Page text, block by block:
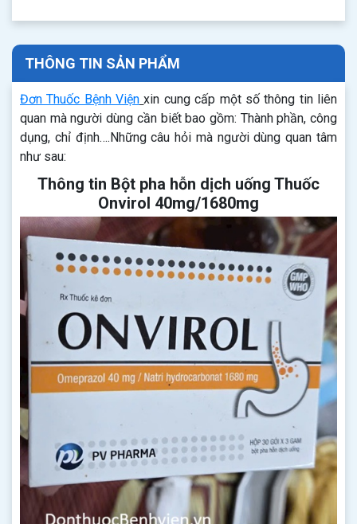
THÔNG TIN SẢN PHẨM
Đơn Thuốc Bệnh Viện xin cung cấp một số thông tin liên
quan mà người dùng cần biết bao gồm: Thành phần, công
dụng, chỉ định….Những câu hỏi mà người dùng quan tâm
như sau:
Thông tin Bột pha hỗn dịch uống Thuốc
Onvirol 40mg/1680mg